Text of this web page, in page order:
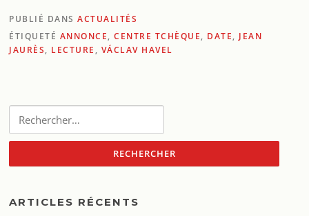
PUBLIÉ DANSACTUALITÉS
ÉTIQUETÉ ANNONCE,CENTRE TCHÈQUE, DATE, JEAN
JAURÈS, LECTURE , VÁCLAV HAVEL
ARTICLES RÉCENTS